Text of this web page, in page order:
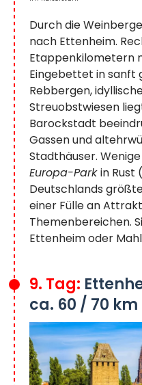
Durch die
nach Ettenheim.
Etappenkilometern
Eingebettet in sanft
Rebbergen,
Streuobstwiesen
Barockstadt
Gassen und
Stadthäuser.
Europa-Parkin Rust
Deutschlands
einer Fülle an
Themenbereichen.
Ettenheim oder
9. Tag:
ca. 60 / 70 km